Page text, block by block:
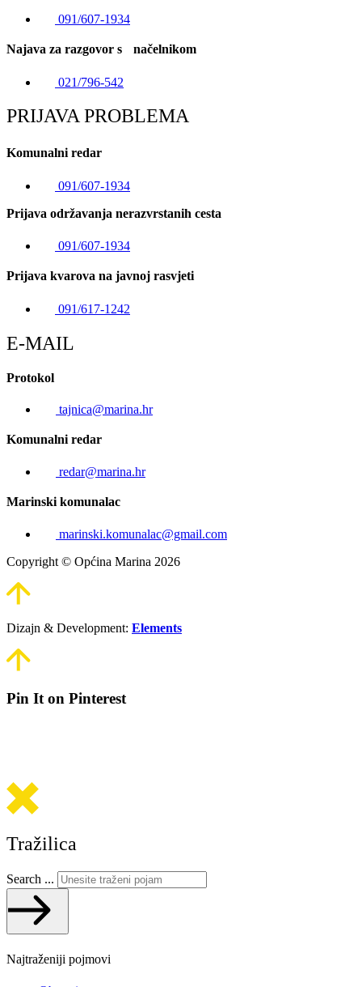
091/607-1934
Najava za razgovor s načelnikom
021/796-542
PRIJAVA PROBLEMA
Komunalni redar
091/607-1934
Prijava održavanja nerazvrstanih cesta
091/607-1934
Prijava kvarova na javnoj rasvjeti
091/617-1242
E-MAIL
Protokol
tajnica@marina.hr
Komunalni redar
redar@marina.hr
Marinski komunalac
marinski.komunalac@gmail.com
Copyright © Općina Marina 2026
Dizajn & Development: Elements
Pin It on Pinterest
Tražilica
Search ...
Najtraženiji pojmovi